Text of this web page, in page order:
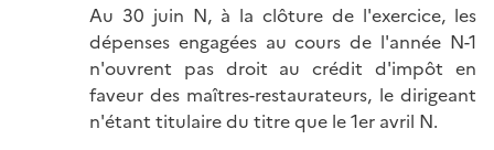
Au 30 juin N, à la clôture de l'exercice, les
dépenses engagées au cours de l'année N-1
n'ouvrent pas droit au crédit d'impôt en
faveur des maîtres-restaurateurs, le dirigeant
n'étant titulaire du titre que le 1er avril N.